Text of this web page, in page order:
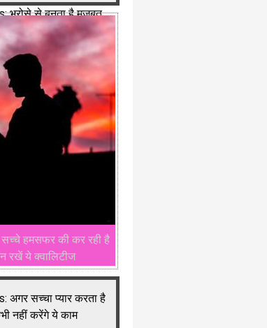
भरोसे से बनता है मजबूत
के आसान तरीके
हमसफर की कर रही है
रखें ये क्वालिटीज
अगर सच्चा प्यार करता है
नहीं करेंगे ये काम